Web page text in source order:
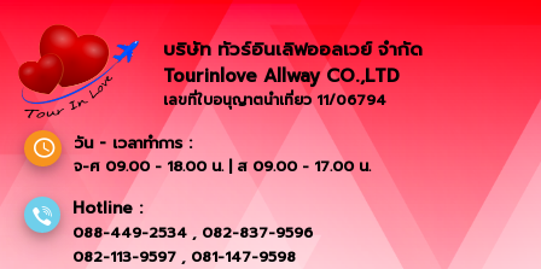
บริษัท ทัวร์อินเลิฟออลเวย์ จำกัด
Tourinlove Allway CO.,LTD
เลขที่ใบอนุญาตนำเที่ยว 11/06794
วัน - เวลาทำการ :
จ-ศ 09.00 - 18.00 น. | ส 09.00 - 17.00 น.
Hotline :
088-449-2534 , 082-837-9596
082-113-9597 , 081-147-9598